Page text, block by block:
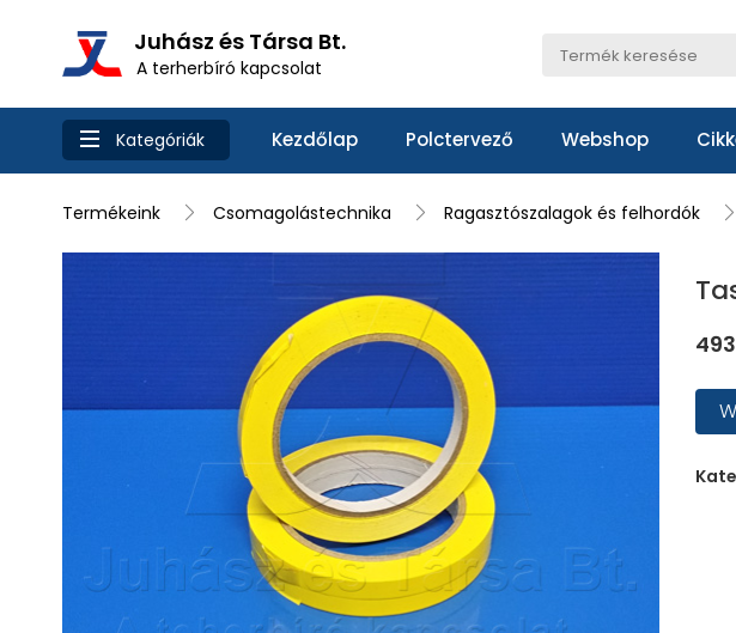
Juhász és Társa Bt.
A terherbíró kapcsolat
Kategóriák Kezdőlap Polctervező Webshop
Termékeink Csomagolástechnika Ragasztószalagok és felhordók